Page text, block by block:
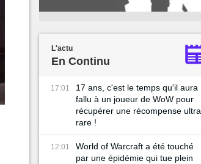
L'actu
En Continu
17:01
17 ans, c'est le temps qu'il aura
fallu à un joueur de WoW pour
récupérer une récompense ultra
rare !
12:01
World of Warcraft a été touché
par une épidémie qui tue plein